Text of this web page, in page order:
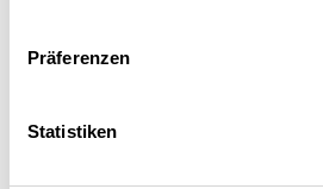
Präferenzen
Statistiken
Laut Schätzungen
China 160